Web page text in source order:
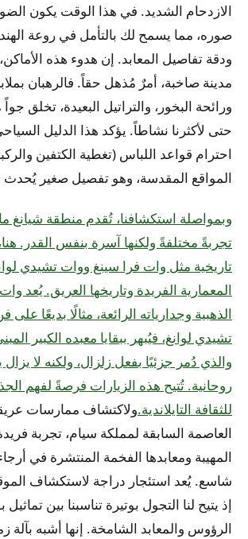
الازدحام الشديد. في هذا الوقت يكون
صوره، مما يسمح لك بالتأمل في روعة
ودقة تفاصيل المعابد. إن هدوء هذه
مدينة صاخبة، أمرٌ مُذهل حقاً. فالرهبان
ورائحة البخور، والتراتيل البعيدة، تخلق جواً
حتى لأكثرنا نشاطاً. يؤكد هذا الدليل
احترام قواعد اللباس (تغطية الكتفين
المواقع المقدسة، وهو تفصيل صغير يُحدث
وبمواصلة استكشافنا، تُقدم منطقة شيانغ
تجربةً مختلفةً ولكنها آسرة بنفس القدر. هنا،
تاريخية مثل وات فرا سينغ ووات تشيدي
المعمارية الفريدة وتاريخها العريق. يُعد
الذهبية وجدارياته الرائعة، مثالًا بديعًا على
تشيدي لوانغ، فيُبهر ببقايا معبده الكبير
والذي دُمر جزئيًا بفعل زلزال، ولكنه لا يزال
روحانية. تُتيح هذه الزيارات فرصةً لفهم
للثقافة التايلاندية.ولاكتشاف ممارسات
العاصمة السابقة لمملكة سيام، تجربة
المهيبة ومعابدها الفخمة المنتشرة في
شاسع. يُعد استئجار دراجة لاستكشاف
إذ يتيح لنا التجول بوتيرة تناسبنا بين
الرؤوس والمعابد الشامخة. إنها أشبه بآلة